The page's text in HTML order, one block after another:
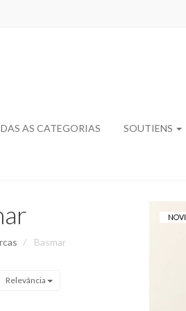
AS CATEGORIAS SOUTIENS
Basmar
Relevância